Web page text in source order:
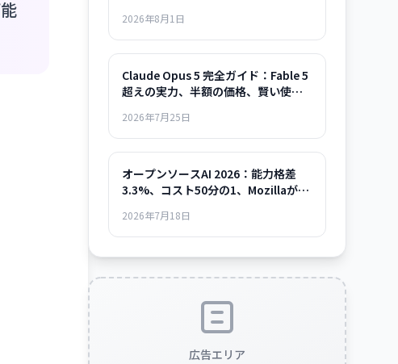
2026年8月1日
Claude Opus 5 完全ガイド：Fable 5
超えの実力、半額の価格、賢い使い
2026年7月25日
オープンソースAI 2026：能力格差
3.3%、コスト50分の1、Mozillaが示
2026年7月18日
広告エリア